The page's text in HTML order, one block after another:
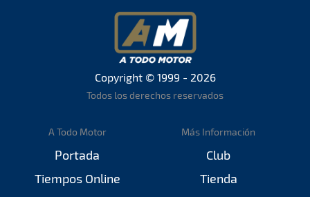
Copyright © 1999 - 2026
Todos los derechos reservados
A Todo Motor
Portada
Tiempos Online
Más Información
Club
Tienda